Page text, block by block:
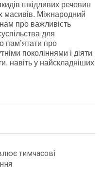
шкідливих речовин
масивів. Міжнародний
про важливість
для
пам’ятати про
поколіннями і діяти
навіть у найскладніших
тимчасові